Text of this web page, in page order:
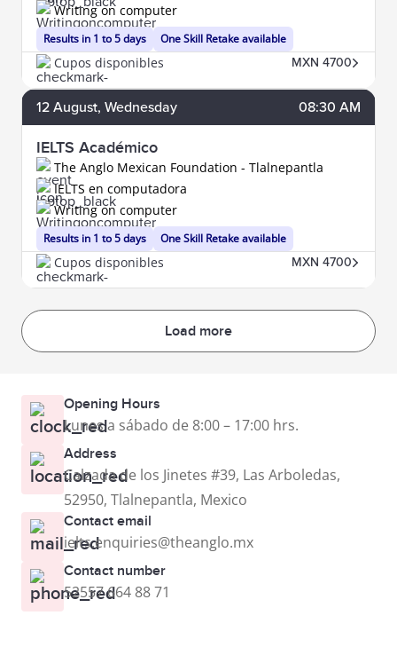
Results in 1 to 5 days
Writing on computer
One Skill Retake available
Cupos disponibles MXN 4700
12 August, Wednesday 08:30 AM
IELTS Académico
The Anglo Mexican Foundation - Tlalnepantla
Results in 1 to 5 days
IELTS en computadora
Writing on computer
One Skill Retake available
Cupos disponibles MXN 4700
Load more
Opening Hours
Lunes a sábado de 8:00 – 17:00 hrs.
Address
Calzada de los Jinetes #39, Las Arboledas,
52950, Tlalnepantla, Mexico
Contact email
ielts.enquiries@theanglo.mx
Contact number
52557 664 88 71